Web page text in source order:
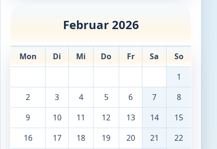
Februar 2026
Mon Di Mi Do Fr Sa
So
1
2
3 4 5 6 7
8
9
10 11 12 13 14
15
16
17 18 19 20 21
22